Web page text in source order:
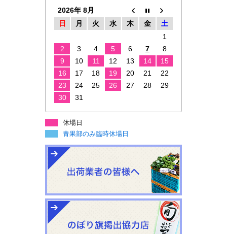
2026年 8月
日
月 火 水 木 金
土
1
2
3 4 5 6 7
8
9
10 11 12 13 14
15
16
17 18 19 20 21
22
23
24 25 26 27 28
29
30
31
休場日
青果部のみ臨時休場日